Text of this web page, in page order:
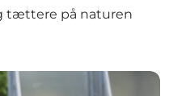
tættere på naturen